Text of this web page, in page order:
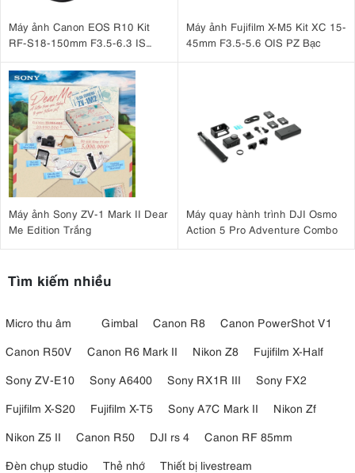
Máy ảnh Canon EOS R10 Kit
RF-S18-150mm F3.5-6.3 IS
Máy ảnh Fujifilm X-M5 Kit XC 15-
45mm F3.5-5.6 OIS PZ Bạc
Máy ảnh Sony ZV-1 Mark II Dear
Me Edition Trắng
Máy quay hành trình DJI Osmo
Action 5 Pro Adventure Combo
Tìm kiếm nhiều
Micro thu âm Gimbal Canon R8
Canon PowerShot V1
Canon R50V
Canon R6 Mark II Nikon Z8
Fujifilm X-Half
Sony ZV-E10
Sony A6400 Sony RX1R III
Sony FX2
Fujifilm X-S20
Fujifilm X-T5 Sony A7C Mark II
Nikon Zf
Nikon Z5 II
Canon R50 DJI rs 4
Canon RF 85mm
Đèn chụp studio
Thẻ nhớ
Thiết bị livestream